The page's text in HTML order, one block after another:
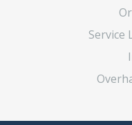
Service